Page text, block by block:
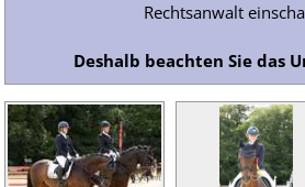
Rechtsanwalt
Deshalb beachten Sie das